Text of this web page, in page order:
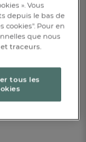
AT
CHF. 6.-
». Vous
depuis le bas de
cookies". Pour en
que nous
traceurs.
tous les